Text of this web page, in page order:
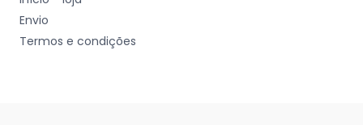
Envio
Termos e condições